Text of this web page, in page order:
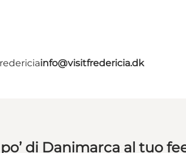
info@visitfredericia.dk
di Danimarca al tuo